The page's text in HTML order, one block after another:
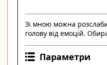
Зі мною можна
голову від емоцій.
Параметри